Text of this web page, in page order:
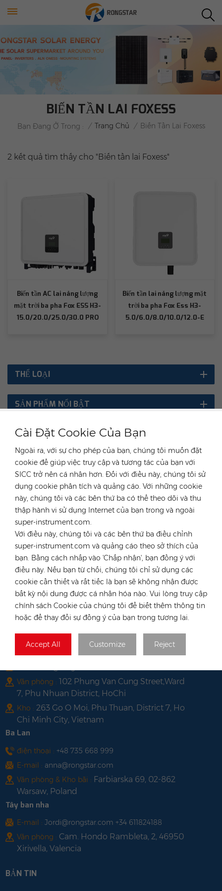
Cài Đặt Cookie Của Bạn
Ngoài ra, với sự cho phép của bạn, chúng tôi muốn đặt
cookie để giúp việc truy cập và tương tác của bạn với
SICC trở nên cá nhân hơn. Đối với điều này, chúng tôi sử
dụng cookie phân tích và quảng cáo. Với những cookie
này, chúng tôi và các bên thứ ba có thể theo dõi và thu
thập hành vi sử dụng Internet của bạn trong và ngoài
super-instrument.com.
Với điều này, chúng tôi và các bên thứ ba điều chỉnh
super-instrument.com và quảng cáo theo sở thích của
bạn. Bằng cách nhấp vào 'Chấp nhận', bạn đồng ý với
điều này. Nếu bạn từ chối, chúng tôi chỉ sử dụng các
cookie cần thiết và rất tiếc là bạn sẽ không nhận được
bất kỳ nội dung được cá nhân hóa nào. Vui lòng truy cập
chính sách Cookie của chúng tôi để biết thêm thông tin
hoặc để thay đổi sự đồng ý của bạn trong tương lai.
Accept All Customize Reject
BIẾN TẦN LAI FOXESS
Bạn Đang Ở Trong : / Trang Chủ / Biến Tần Lai Foxess
2 kết quả tìm thấy cho "Biến tần lai Foxess"
Biến tần AC lai năng lượng
mặt trời ba pha Fox ESS H3-
15.0/20.0/25.0/30.0 PRO
Biến tần lai năng lượng mặt
trời ba pha Fox Ess H3-
5.0/6.0/8.0/10.0/12.0-E
THỂ LOẠI
SẢN PHẨM NỔI BẬT
LIÊN HỆ VỚI CHUYÊN GIA CỦA CHÚNG TÔI
nước Đức
điện thoại : +49 176 55258880
E-mail :anna@rongstar.com
Văn phòng & Kho bãi : Industriestraße 40,
52457 Aldenhoven, Deutschland
Hong Kong
điện thoại :+852 54222219
E-mail :hk@rongstar.com
Văn phòng & Kho bãi : 39 Kung-Um Road,
Yuen Long, Hong Kong
Việt Nam
Văn phòng : 102 Phung Van Cung Street,Ward
7, Phu Nhuan District, HoChi
Kho : 263 Go O Moi, Phu Thuan, District 7, Ho
Chi Minh City, Vietnam
Ba Lan
điện thoại : +48 735 668 999
E-mail : anna@rongstar.com
Văn phòng & Kho bãi : Farbiarska 69, 02-862
Warsaw, Poland
Tây ban nha
E-mail : Jordi@rongstar.com +34 611824188
Văn phòng : Cam. Hondo Rambleta, 2, 46950
Xirivella, Valencia
BẢN TIN